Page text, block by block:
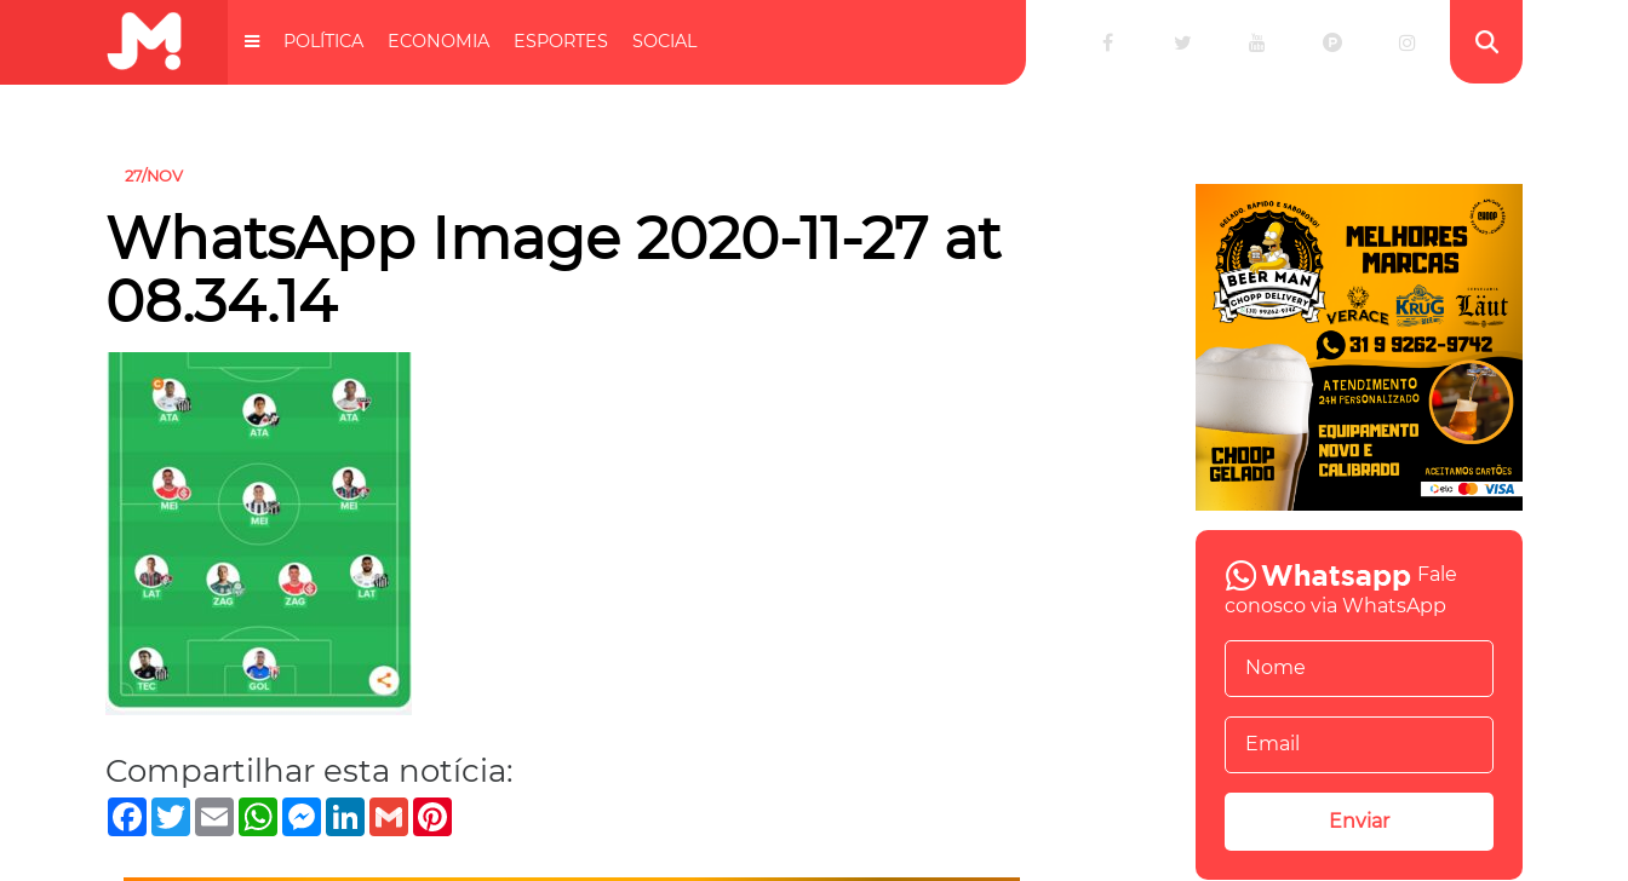
POLÍTICA ECONOMIA ESPORTES SOCIAL
27/NOV
WhatsApp Image 2020-11-27 at
08.34.14
Compartilhar esta notícia:
Facebook
TwitterEmailWhatsApp
Messenger
LinkedIn
Gmail
Fale
conosco via WhatsApp